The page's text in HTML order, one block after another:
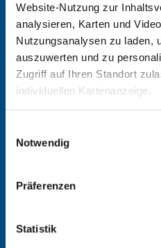
Website-Nutzung zur
analysieren, Karten und
Nutzungsanalysen zu laden,
auszuwerten und zu
Zugriff auf Ihren Standort
individuellen Kartenanzeige.
unsere Partner Daten wie
verarbeiten diese
Websites. Die Partner
zum Website-Besuch
kann die Datenübertragung
nicht ausgeschlossen
Notwendig
Präferenzen
Statistik
IB-Schulen
IB-Kindertageseinrichtungen
IB-Freiwilligendienste
IB-Jugendmigrationsdienste
IB-Online-Akademie
IB-Green
Delta-Netz Transfer
Regionale IB-Websites:
IB Nord
IB West